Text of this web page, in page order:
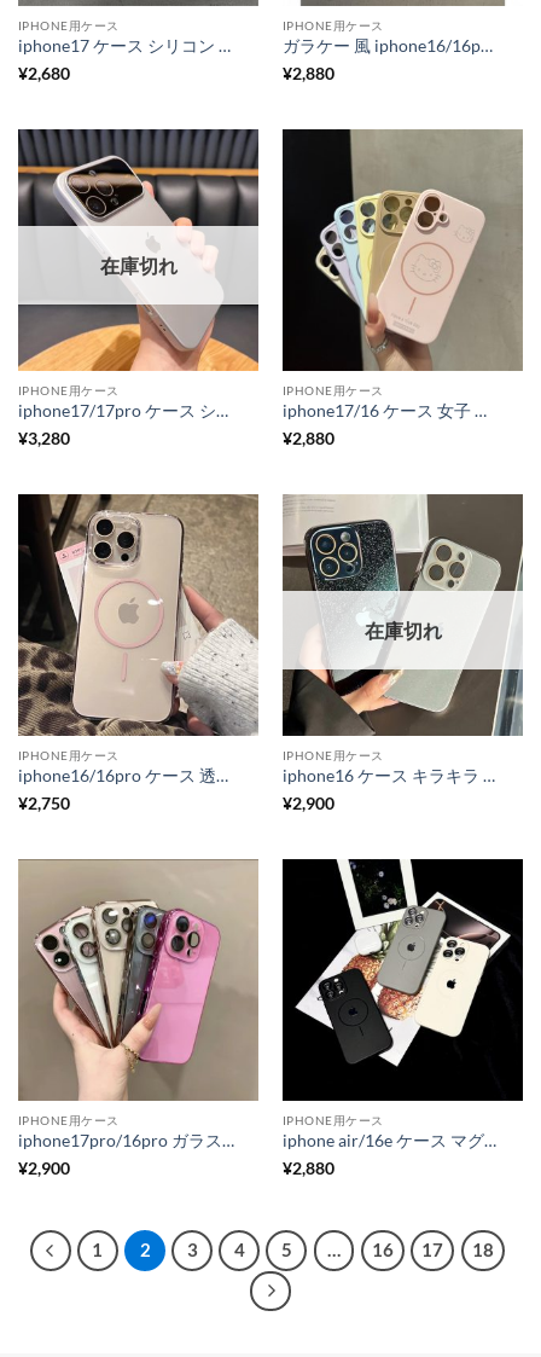
IPHONE用ケース
iphone17 ケース シリコン iphone17air ケース シンプル 可愛い iphone17pro/16pro ケース 耐衝撃 強い スマホケース くすみカラー iphone16/15/14 ケース 韓国 流行り
¥2,680
IPHONE用ケース
ガラケー 風 iphone16/16pro ケース iphone16promax ケース 可愛い 韓国 iphone15/14 ケース ヴィンテージ スマホケース ミラー 付き iphone14pro/13 ケース 女子 人気
¥2,880
在庫切れ
IPHONE用ケース
iphone17/17pro ケース シンプル iphone16plus ケース カメラ まで 保護 iphone16promax/16pro ケース シンプル 薄い スマホケース 軽量 iphone15/14/13 ケース おすすめ メンズ
¥3,280
IPHONE用ケース
iphone17/16 ケース 女子 人気 iphone17pro/16pro/16 ケース magsafe かわいい スマホ ケース シリコン iphone15/15pro ケース マグセーフ iphone ケース 韓国 流行り
¥2,880
IPHONE用ケース
iphone16/16pro ケース 透明 iphone17 air ケース クリア magsafe ケース 透明 スマホケース 黄ばみ にくい 素材 iphone15pro/15/14 ケース 頑丈 かわいい
¥2,750
在庫切れ
IPHONE用ケース
iphone16 ケース キラキラ iphone17pro/16pro ケース ラメ グリッター スマホ ガラス ケース アイフォン15プロ/15 ケース かわいい iphone14 ケース レンズ カバー 付き 夏 っ ぽい iphone ケース
¥2,900
IPHONE用ケース
iphone17pro/16pro ガラス ケース iphone16 ケース レンズ カバー 付き スマホカバー ガラス iphone15/14 ケース 大人 可愛い シンプル iphone ケース ブラック
¥2,900
IPHONE用ケース
iphone air/16e ケース マグセーフ iphone17/17pro/16プラス ケース 大人 可愛い iphone16/15/14 ケース magsafe iphone14pro ケース カメラ まで 保護 スマホケース メンズ 人気 iphone ケース 女子
¥2,880
1 2 3 4 5 … 16 17 18